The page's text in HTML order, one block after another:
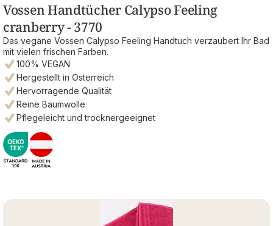
Vossen Handtücher Calypso Feeling
cranberry - 3770
Das vegane Vossen Calypso Feeling Handtuch verzaubert Ihr Bad
mit vielen frischen Farben.
100% VEGAN
Hergestellt in Österreich
Hervorragende Qualität
Reine Baumwolle
Pflegeleicht und trocknergeeignet